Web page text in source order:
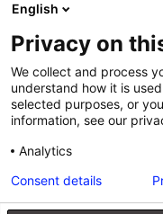
www.walhalla.de/
Beitragsnavigation
«Weltklimareport:
planet B
English
Privacy on
We collect and process
understand how it is
selected purposes, or
information, see our
Analytics
Consent details